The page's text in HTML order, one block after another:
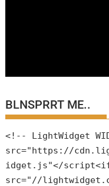
BLNSPRRT ME..
<!-- LightWidget
src="https://
idget.js"</
src="//